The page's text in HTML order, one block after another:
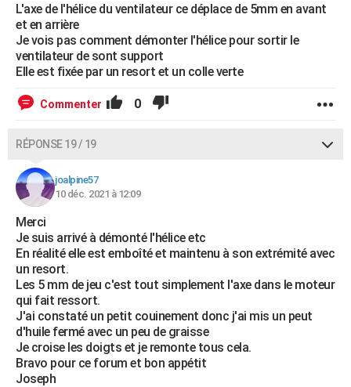
L'axe de l'hélice du ventilateur ce déplace de 5mm en avant
et en arrière
Je vois pas comment démonter l'hélice pour sortir le
ventilateur de sont support
Elle est fixée par un resort et un colle verte
Commenter 0
RÉPONSE 19 / 19
joalpine57
10 déc. 2021 à 12:09
Merci
Je suis arrivé à démonté l'hélice etc
En réalité elle est emboîté et maintenu à son extrémité avec
un resort.
Les 5 mm de jeu c'est tout simplement l'axe dans le moteur
qui fait ressort.
J'ai constaté un petit couinement donc j'ai mis un peut
d'huile fermé avec un peu de graisse
Je croise les doigts et je remonte tous cela.
Bravo pour ce forum et bon appétit
Joseph